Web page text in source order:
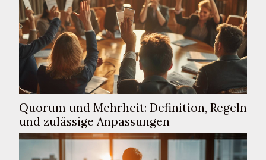
Quorum und Mehrheit: Definition, Regeln
und zulässige Anpassungen